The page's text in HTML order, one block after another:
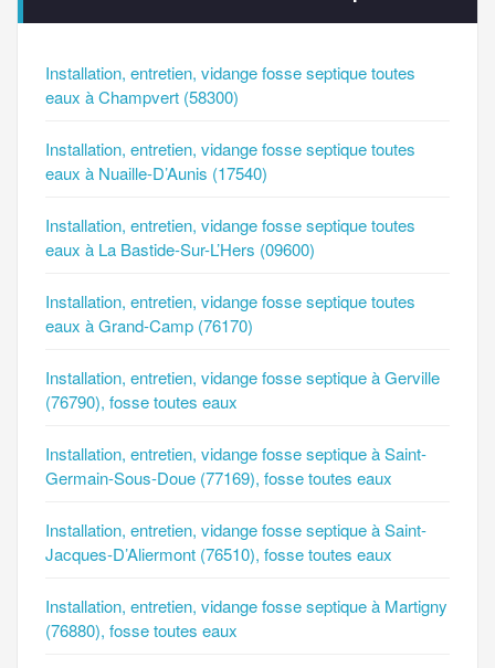
Installation, entretien, vidange fosse septique toutes
eaux à Champvert (58300)
Installation, entretien, vidange fosse septique toutes
eaux à Nuaille-D’Aunis (17540)
Installation, entretien, vidange fosse septique toutes
eaux à La Bastide-Sur-L’Hers (09600)
Installation, entretien, vidange fosse septique toutes
eaux à Grand-Camp (76170)
Installation, entretien, vidange fosse septique à Gerville
(76790), fosse toutes eaux
Installation, entretien, vidange fosse septique à Saint-
Germain-Sous-Doue (77169), fosse toutes eaux
Installation, entretien, vidange fosse septique à Saint-
Jacques-D’Aliermont (76510), fosse toutes eaux
Installation, entretien, vidange fosse septique à Martigny
(76880), fosse toutes eaux